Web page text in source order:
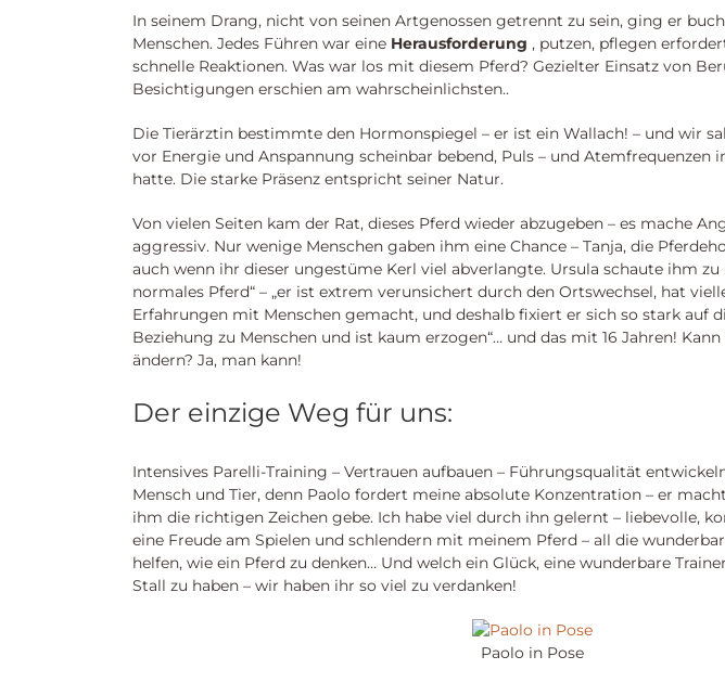
In seinem Drang, nicht von seinen Artgenossen getrennt zu sein, ging er
Menschen. Jedes Führen war eine Herausforderung , putzen, pflegen
schnelle Reaktionen. Was war los mit diesem Pferd? Gezielter Einsatz von
Besichtigungen erschien am wahrscheinlichsten..
Die Tierärztin bestimmte den Hormonspiegel – er ist ein Wallach! – und wir
vor Energie und Anspannung scheinbar bebend, Puls – und Atemfrequenzen
hatte. Die starke Präsenz entspricht seiner Natur.
Von vielen Seiten kam der Rat, dieses Pferd wieder abzugeben – es mache
aggressiv. Nur wenige Menschen gaben ihm eine Chance – Tanja, die
auch wenn ihr dieser ungestüme Kerl viel abverlangte. Ursula schaute ihm zu
normales Pferd“ – „er ist extrem verunsichert durch den Ortswechsel, hat
Erfahrungen mit Menschen gemacht, und deshalb fixiert er sich so stark auf
Beziehung zu Menschen und ist kaum erzogen“… und das mit 16 Jahren!
ändern? Ja, man kann!
Der einzige Weg für uns:
Intensives Parelli-Training – Vertrauen aufbauen – Führungsqualität
Mensch und Tier, denn Paolo fordert meine absolute Konzentration – er
ihm die richtigen Zeichen gebe. Ich habe viel durch ihn gelernt – liebevolle,
eine Freude am Spielen und schlendern mit meinem Pferd – all die
helfen, wie ein Pferd zu denken… Und welch ein Glück, eine wunderbare
Stall zu haben – wir haben ihr so viel zu verdanken!
Paolo in Pose